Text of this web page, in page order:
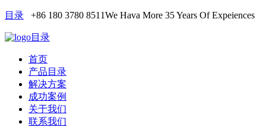
目录 +86 180 3780 8511We Hava More 35 Years Of Expeiences
目录
首页
产品目录
解决方案
成功案例
关于我们
联系我们